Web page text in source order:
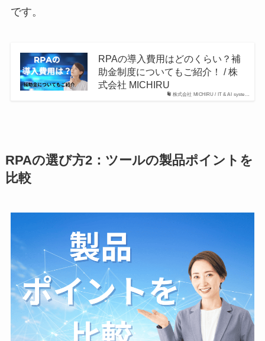
です。
株式会社 MICHIRU / IT & AI syste…
RPAの導入費用はどのくらい？補
助金制度についてもご紹介！ / 株
式会社 MICHIRU
RPAの選び方2：ツールの製品ポイントを
比較